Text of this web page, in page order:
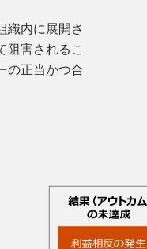
織内に展開さ
阻害されるこ
の正当かつ合